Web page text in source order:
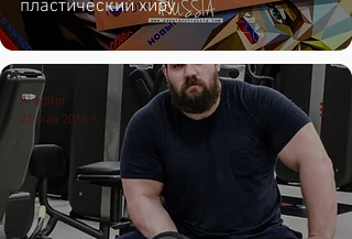
пластический хиру
Ai editor
21 мая 2018 г.